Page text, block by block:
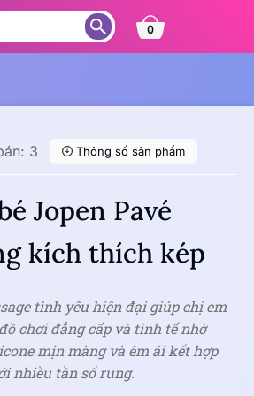
0
3 Thông số sản phẩm
Jopen Pavé
kích thích kép
tình yêu hiện đại giúp chị em
chơi đẳng cấp và tinh tế nhờ
mịn màng và êm ái kết hợp
nhiều tần số rung.